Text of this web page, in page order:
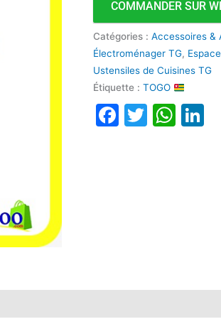
Couvercle
3Pcs
B
COMMANDER SUR
Catégories :Accessoires &
Électroménager TG,
Ustensiles de Cuisines TG
Étiquette :TOGO
Facebook
Twitter